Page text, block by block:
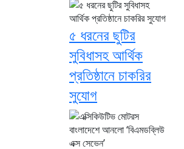
৫ ধরনের ছুটির
সুবিধাসহ আর্থিক
প্রতিষ্ঠানে চাকরির
সুযোগ